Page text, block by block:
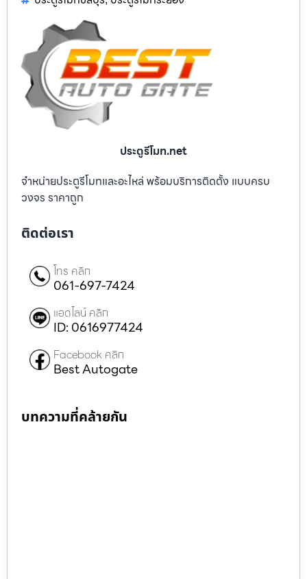
ประตูรีโมท.net
จำหน่ายประตูรีโมทและอะไหล่ พร้อมบริการติดตั้ง แบบครบ
วงจร ราคาถูก
ติดต่อเรา
โทร คลิก
061-697-7424
แอดไลน์ คลิก
ID: 0616977424
Facebook คลิก
Best Autogate
บทความที่คล้ายกัน